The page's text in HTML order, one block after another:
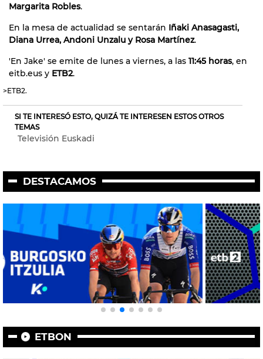
Margarita Robles.
En la mesa de actualidad se sentarán Iñaki Anasagasti,
Diana Urrea, Andoni Unzalu y Rosa Martínez.
'En Jake' se emite de lunes a viernes, a las 11:45 horas, en
eitb.eus y ETB2.
>ETB2.
SI TE INTERESÓ ESTO, QUIZÁ TE INTERESEN ESTOS OTROS
TEMAS
Televisión Euskadi
DESTACAMOS
ETBON